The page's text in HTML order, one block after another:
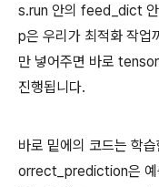
s.run 안의 feed_dict
p은 우리가 최적화 작업
만 넣어주면 바로
진행됩니다.
바로 밑에의 코드는 학
orrect_prediction은 예